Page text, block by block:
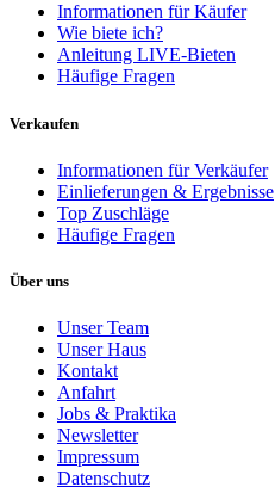
Informationen für Käufer
Wie biete ich?
Anleitung LIVE-Bieten
Häufige Fragen
Verkaufen
Informationen für Verkäufer
Einlieferungen & Ergebnisse
Top Zuschläge
Häufige Fragen
Über uns
Unser Team
Unser Haus
Kontakt
Anfahrt
Jobs & Praktika
Newsletter
Impressum
Datenschutz